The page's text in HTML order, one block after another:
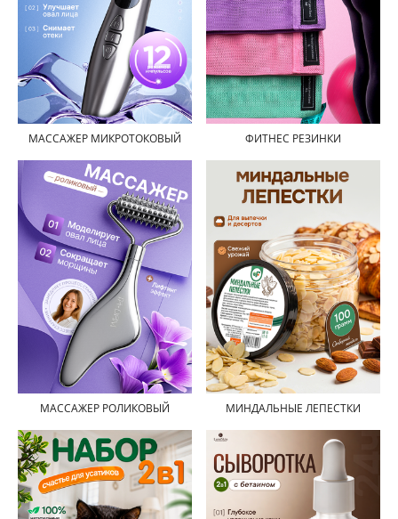
МАССАЖЕР МИКРОТОКОВЫЙ ФИТНЕС РЕЗИНКИ
МАССАЖЕР РОЛИКОВЫЙ МИНДАЛЬНЫЕ ЛЕПЕСТКИ